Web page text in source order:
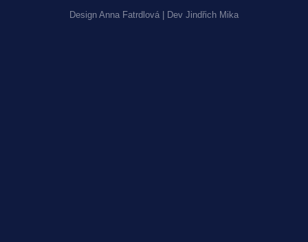
Design Anna Fatrdlová | Dev Jindřich Mika